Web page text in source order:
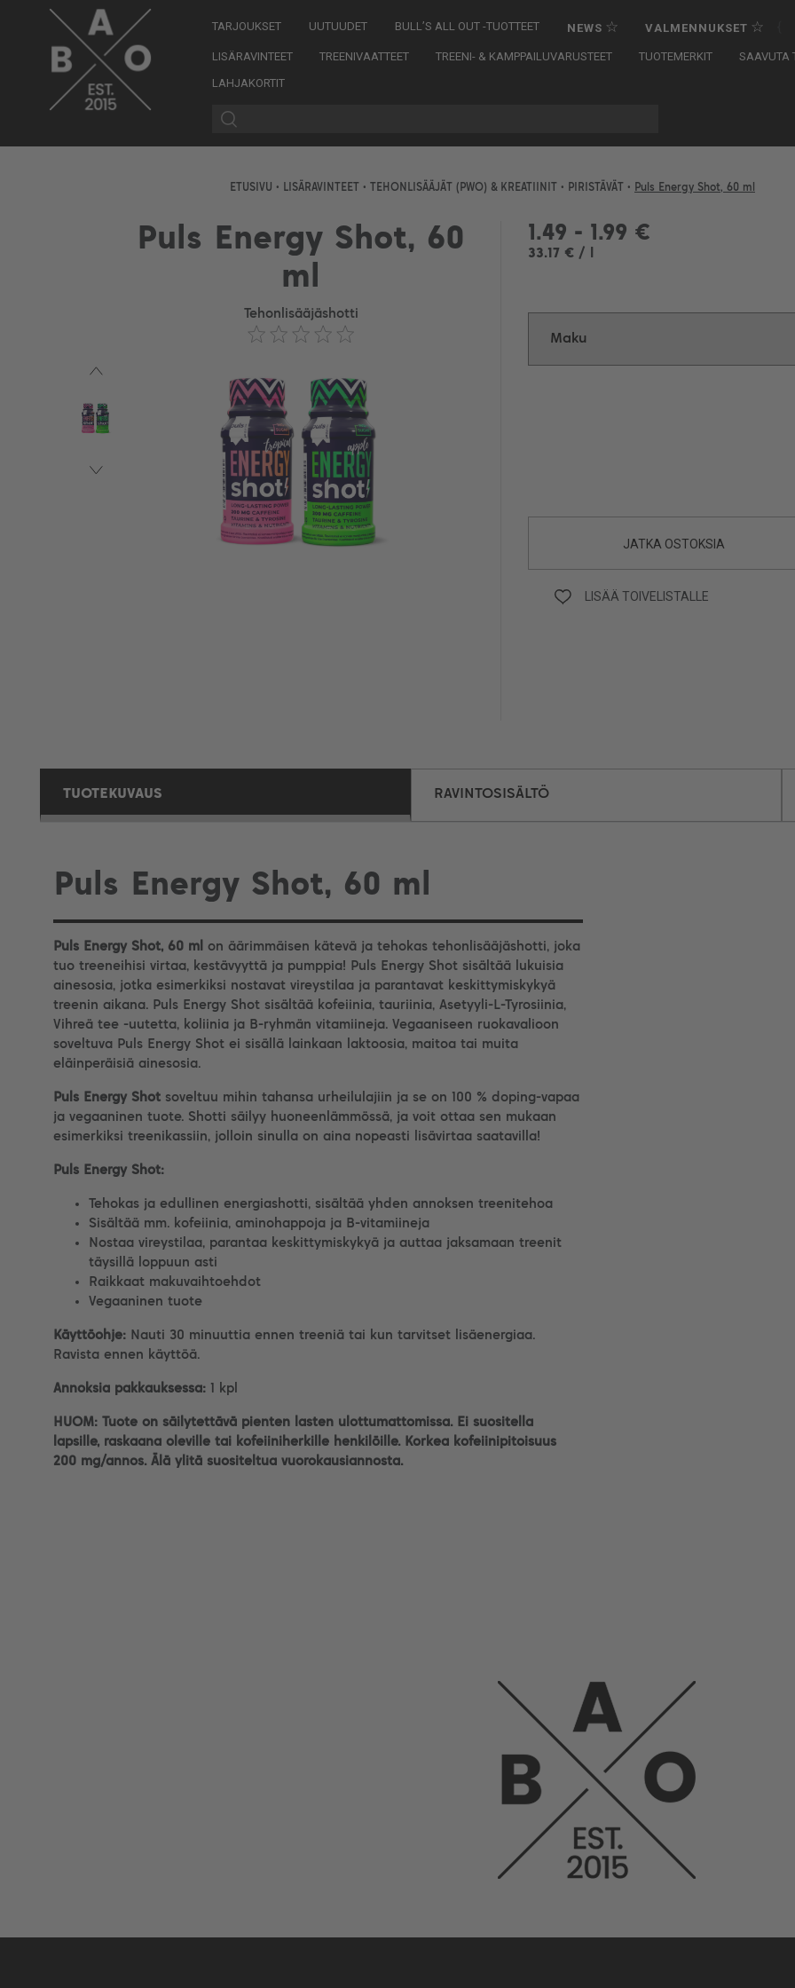
TARJOUKSET UUTUUDET BULL’S ALL OUT -TUOTTEET NEWS ☆ VALMENNUKSET ☆
LISÄRAVINTEET TREENIVAATTEET TREENI- & KAMPPAILUVARUSTEET TUOTEMERKIT
SAAVUTA
LAHJAKORTIT
ETUSIVU • LISÄRAVINTEET • TEHONLISÄÄJÄT (PWO) & KREATIINIT • PIRISTÄVÄT • Puls Energy Shot, 60 ml
Puls Energy Shot, 60
ml
Tehonlisääjäshotti
1.49 - 1.99 €
33.17 € / l
JATKA OSTOKSIA
LISÄÄ TOIVELISTALLE
TUOTEKUVAUS RAVINTOSISÄLTÖ
Puls Energy Shot, 60 ml
Puls Energy Shot, 60 ml on äärimmäisen kätevä ja tehokas tehonlisääjäshotti, joka
tuo treeneihisi virtaa, kestävyyttä ja pumppia! Puls Energy Shot sisältää lukuisia
ainesosia, jotka esimerkiksi nostavat vireystilaa ja parantavat keskittymiskykyä
treenin aikana. Puls Energy Shot sisältää kofeiinia, tauriinia, Asetyyli-L-Tyrosiinia,
Vihreä tee -uutetta, koliinia ja B-ryhmän vitamiineja. Vegaaniseen ruokavalioon
soveltuva Puls Energy Shot ei sisällä lainkaan laktoosia, maitoa tai muita
eläinperäisiä ainesosia.
Puls Energy Shot soveltuu mihin tahansa urheilulajiin ja se on 100 % doping-vapaa
ja vegaaninen tuote. Shotti säilyy huoneenlämmössä, ja voit ottaa sen mukaan
esimerkiksi treenikassiin, jolloin sinulla on aina nopeasti lisävirtaa saatavilla!
Puls Energy Shot:
Tehokas ja edullinen energiashotti, sisältää yhden annoksen treenitehoa
Sisältää mm. kofeiinia, aminohappoja ja B-vitamiineja
Nostaa vireystilaa, parantaa keskittymiskykyä ja auttaa jaksamaan treenit
täysillä loppuun asti
Raikkaat makuvaihtoehdot
Vegaaninen tuote
Käyttöohje: Nauti 30 minuuttia ennen treeniä tai kun tarvitset lisäenergiaa.
Ravista ennen käyttöä.
Annoksia pakkauksessa: 1 kpl
HUOM: Tuote on säilytettävä pienten lasten ulottumattomissa. Ei suositella
lapsille, raskaana oleville tai kofeiiniherkille henkilöille. Korkea kofeiinipitoisuus
200 mg/annos. Älä ylitä suositeltua vuorokausiannosta.